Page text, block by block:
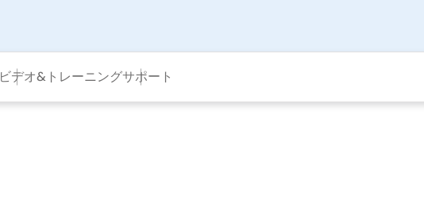
ビデオ&トレーニングサポート